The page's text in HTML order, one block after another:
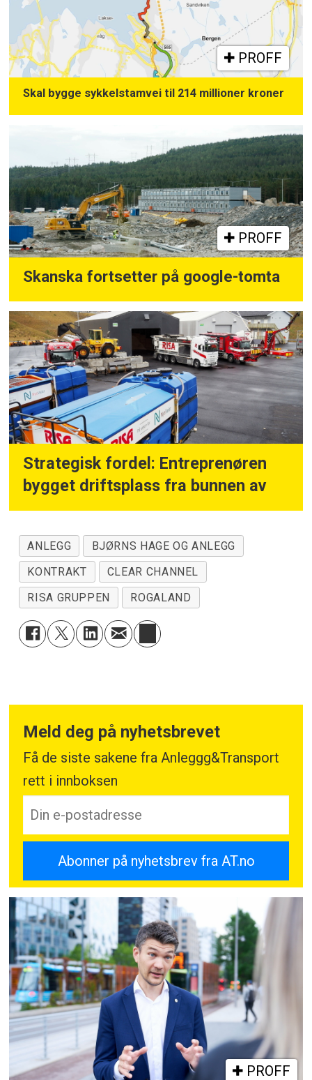
Forventet samlet omsetning i 2024 er over
170 millioner kroner.
Er en del av Risa Gruppen
Omsatte for 83 millioner i 2023
PROFF
Skal bygge sykkelstamvei til 214 millioner kroner
PROFF
Skanska fortsetter på google-tomta
Strategisk fordel: Entreprenøren
bygget driftsplass fra bunnen av
ANLEGG
BJØRNS HAGE OG ANLEGG
KONTRAKT
CLEAR CHANNEL
RISA GRUPPEN
ROGALAND
Meld deg på nyhetsbrevet
Få de siste sakene fra Anleggg&Transport
rett i innboksen
PROFF